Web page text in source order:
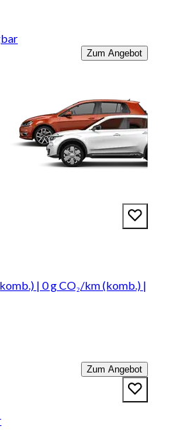
Zum Angebot
| 0 g CO₂/km (komb.) |
Zum Angebot